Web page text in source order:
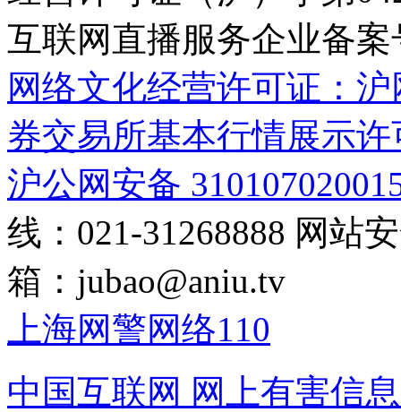
互联网直播服务企业备案
网络文化经营许可证：
券交易所基本行情展示许
沪公网安备
线：021-31268888 网站
箱： jubao@aniu.tv
上海网警网络110
中国互联网 网上有害信